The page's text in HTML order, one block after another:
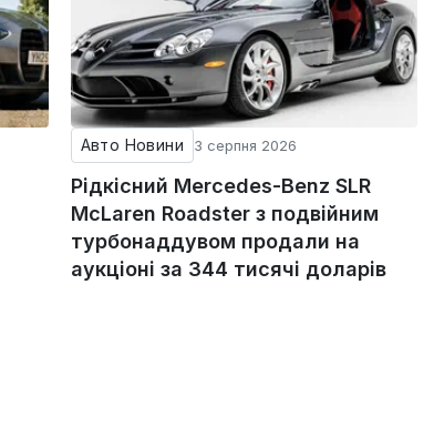
Авто Новини 3 серпня 2026
Рідкісний Mercedes-Benz SLR
McLaren Roadster з подвійним
турбонаддувом продали на
аукціоні за 344 тисячі доларів